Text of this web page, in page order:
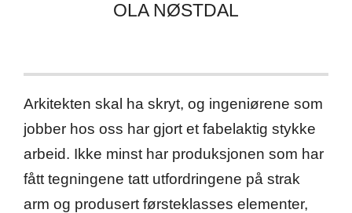
OLA NØSTDAL
Arkitekten skal ha skryt, og ingeniørene som
jobber hos oss har gjort et fabelaktig stykke
arbeid. Ikke minst har produksjonen som har
fått tegningene tatt utfordringene på strak
arm og produsert førsteklasses elementer,